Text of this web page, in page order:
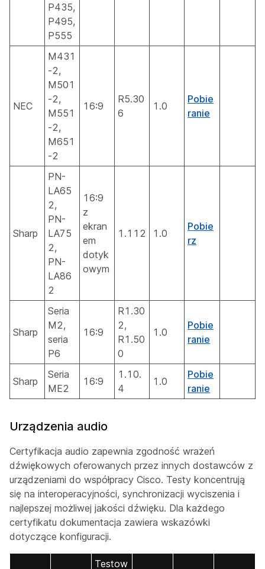
P435,
P495,
P555
NEC
M431
-2,
M501
-2,
M551
-2,
M651
-2
16:9
R5.30
6
1.0
Pobie
ranie
Sharp
PN-
LA65
2,
PN-
LA75
2,
PN-
LA86
2
16:9
z
ekran
em
dotyk
owym
1.112 1.0
Pobie
rz
Sharp
Seria
M2,
seria
P6
16:9
R1.30
2,
R1.50
0
1.0
Pobie
ranie
Sharp
Seria
ME2
16:9
1.10.
4
1.0
Pobie
ranie
Urządzenia audio
Certyfikacja audio zapewnia zgodność wrażeń
dźwiękowych oferowanych przez innych dostawców z
urządzeniami do współpracy Cisco. Testy koncentrują
się na interoperacyjności, synchronizacji wyciszenia i
najlepszej możliwej jakości dźwięku. Dla każdego
certyfikatu dokumentacja zawiera wskazówki
dotyczące konfiguracji.
Testow